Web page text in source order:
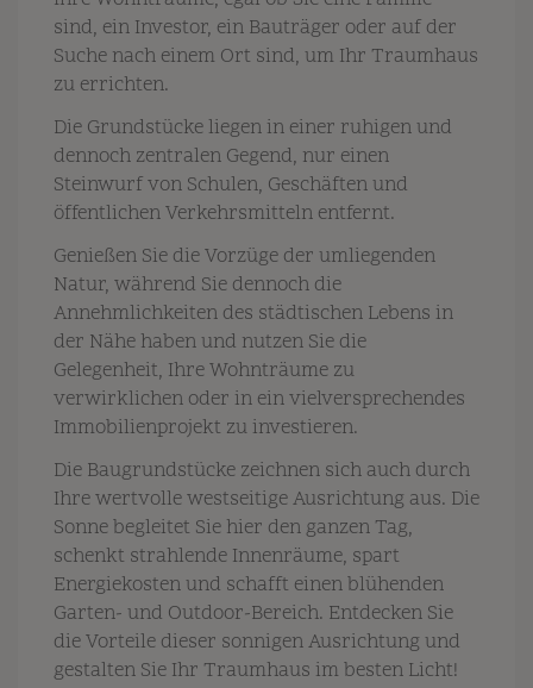
sind, ein Investor, ein Bauträger oder auf der
Suche nach einem Ort sind, um Ihr Traumhaus
zu errichten.
Die Grundstücke liegen in einer ruhigen und
dennoch zentralen Gegend, nur einen
Steinwurf von Schulen, Geschäften und
öffentlichen Verkehrsmitteln entfernt.
Genießen Sie die Vorzüge der umliegenden
Natur, während Sie dennoch die
Annehmlichkeiten des städtischen Lebens in
der Nähe haben und nutzen Sie die
Gelegenheit, Ihre Wohnträume zu
verwirklichen oder in ein vielversprechendes
Immobilienprojekt zu investieren.
Die Baugrundstücke zeichnen sich auch durch
Ihre wertvolle westseitige Ausrichtung aus. Die
Sonne begleitet Sie hier den ganzen Tag,
schenkt strahlende Innenräume, spart
Energiekosten und schafft einen blühenden
Garten- und Outdoor-Bereich. Entdecken Sie
die Vorteile dieser sonnigen Ausrichtung und
gestalten Sie Ihr Traumhaus im besten Licht!